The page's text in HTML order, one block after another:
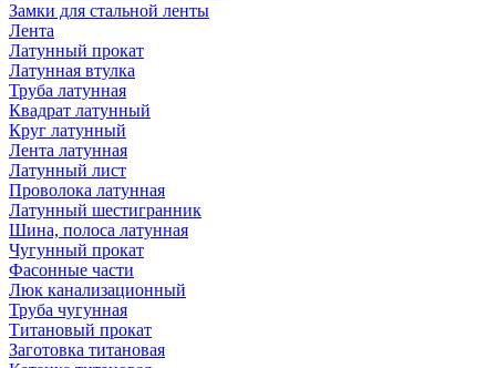
Замки для стальной ленты
Лента
Латунный прокат
Латунная втулка
Труба латунная
Квадрат латунный
Круг латунный
Лента латунная
Латунный лист
Проволока латунная
Латунный шестигранник
Шина, полоса латунная
Чугунный прокат
Фасонные части
Люк канализационный
Труба чугунная
Титановый прокат
Заготовка титановая